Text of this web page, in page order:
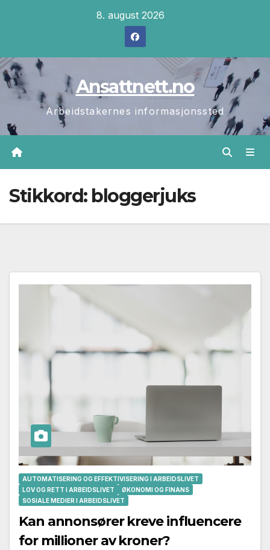
8. august 2026
Ansattnett.no
Arbeidstakernes informasjonssted
Stikkord: bloggerjuks
AUTOMATISERING OG EFFEKTIVISERING I ARBEIDSLIVET
LOV OG RETT I ARBEIDSLIVET
ØKONOMI OG FINANS
SOSIALE MEDIER I ARBEIDSLIVET
Kan annonsører kreve influencere
for millioner av kroner?